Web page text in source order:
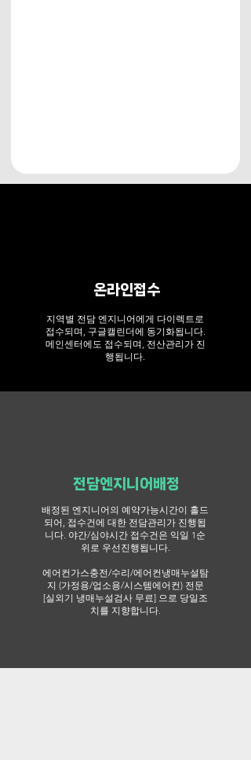
온라인접수
지역별 전담 엔지니어에게 다이렉트로
접수되며, 구글캘린더에 동기화됩니다.
​메인센터에도 접수되며, 전산관리가 진
행됩니다.
전담엔지니어배정
배정된 엔지니어의 예약가능시간이 홀드
되어, 접수건에 대한 전담관리가 진행됩
니다. ​야간/심야시간 접수건은 익일 1순
위로 우선진행됩니다.
에어컨가스충전/수리/에어컨냉매누설탐
지 (가정용/업소용/시스템에어컨) 전문
[실외기 냉매누설검사 무료] 으로 당일조
치를 지향합니다.